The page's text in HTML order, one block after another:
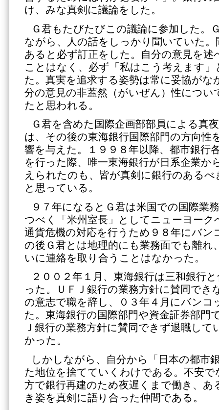
け、みな真剣に議論をした。
Ｇ君もたびたびこの議論に参加した。
ながら、人の話をしっかり聞いていた。
あると必ず訂正をした。自分の意見を述
ことはなく、必ず「私はこう考えます
た。真実を追求する姿勢は常に妥協がな
分の意見の非蓋然（がいぜん）性につい
たと思われる。
Ｇ君を含めた国際企画部部員による真
は、その後の東海銀行国際部門の方向性
響を与えた。１９９８年以降、都市銀行
を行った際、唯一東海銀行が日系企業か
えられたのも、皆が真剣に銀行のある
と思っている。
９７年になるとＧ君は米国での国際業
つべく「米州室長」としてニューヨーク
通貨危機の対応を行うため９８年にバン
の後Ｇ君とは地理的にも業務面でも離れ
いに連絡を取り合うことはなかった。
２００２年１月、東海銀行は三和銀行
った。ＵＦＪ銀行の業務方針に賛同でき
の意志で職を辞し、０３年４月にバンコ
た。東海銀行の国際部門や資金証券部門
Ｊ銀行の業務方針に賛同できず退職して
かった。
しかしながら、自分から「日本の都市
た地位を捨てていくわけである。不安
方で銀行再建のため夜遅くまで働き、あ
き姿を真剣に語り合った仲間である。